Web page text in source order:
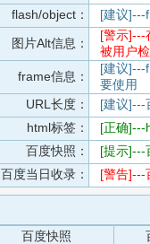
flash/object：
[建议]---
图片Alt信息：
[警示]---
被用户
frame信息：
[建议]---
要使用
URL长度：
[建议]---
html标签：
[正确]---
百度快照：
[提示]---
百度当日收录：
[警告]---
百度快照